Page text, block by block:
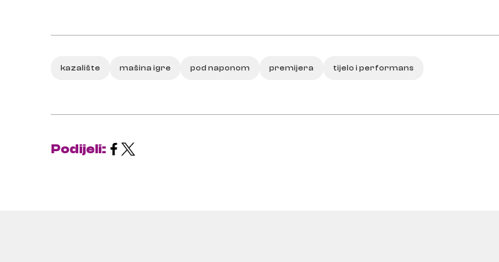
kazalište mašina igre pod naponom premijera tijelo i performans
Podijeli: